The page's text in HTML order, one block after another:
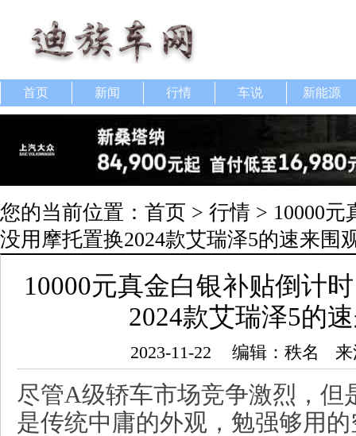
首页 新闻 行情 车说 新能源
您的当前位置： 首页 > 行情 > 10000
没用摩托置换2024款艾瑞泽5的速来围
10000元真金白银补贴倒计
2024款艾瑞泽5的
2023-11-22 编辑：秩名
尽管A级轿车市场竞争激烈，但
是传统中庸的外观，勉强够用